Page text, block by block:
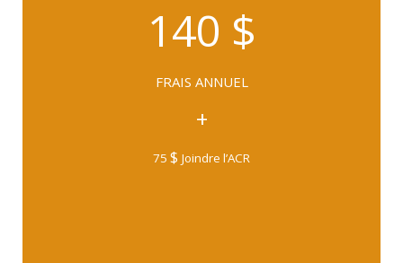
140 $
FRAIS ANNUEL
+
75 $ Joindre l’ACR